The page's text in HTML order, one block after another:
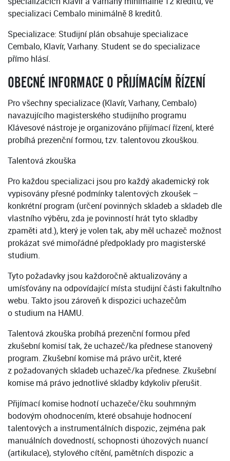
specializaci Cembalo minimálně 8 kreditů.
Specializace: Studijní plán obsahuje specializace
Cembalo, Klavír, Varhany. Student se do specializace
přímo hlásí.
OBECNÉ INFORMACE O PŘIJÍMACÍM ŘÍZENÍ
Pro všechny specializace (Klavír, Varhany, Cembalo)
navazujícího magisterského studijního programu
Klávesové nástroje je organizováno přijímací řízení, které
probíhá prezenční formou, tzv. talentovou zkouškou.
Talentová zkouška
Pro každou specializaci jsou pro každý akademický rok
vypisovány přesné podmínky talentových zkoušek –
konkrétní program (určení povinných skladeb a skladeb dle
vlastního výběru, zda je povinností hrát tyto skladby
zpaměti atd.), který je volen tak, aby měl uchazeč možnost
prokázat své mimořádné předpoklady pro magisterské
studium.
Tyto požadavky jsou každoročně aktualizovány a
umísťovány na odpovídající místa studijní části fakultního
webu. Takto jsou zároveň k dispozici uchazečům
o studium na HAMU.
Talentová zkouška probíhá prezenční formou před
zkušební komisí tak, že uchazeč/ka přednese stanovený
program. Zkušební komise má právo určit, které
z požadovaných skladeb uchazeč/ka přednese. Zkušební
komise má právo jednotlivé skladby kdykoliv přerušit.
Přijímací komise hodnotí uchazeče/čku souhrnným
bodovým ohodnocením, které obsahuje hodnocení
talentových a instrumentálních dispozic, zejména pak
manuálních dovedností, schopnosti úhozových nuancí
(artikulace), stylového cítění, pamětních dispozic a